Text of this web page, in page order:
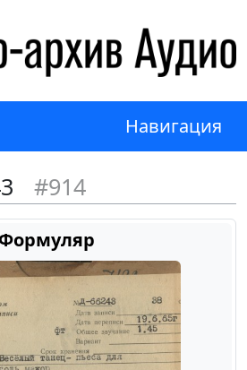
Навигация
#914
Формуляр